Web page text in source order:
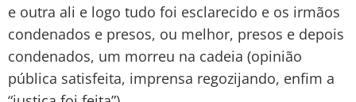
e outra ali e logo tudo foi esclarecido e os irmãos
condenados e presos, ou melhor, presos e depois
condenados, um morreu na cadeia (opinião
pública satisfeita, imprensa regozijando, enfim a